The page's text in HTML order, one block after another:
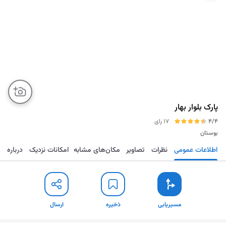
پارک بلوار بهار
4/4
17 رای
بوستان
مسیریابی ذخیره ارسال اطلاعات عمومی نظرات تصاویر مکان‌های مشابه امکانات نزدیک درباره
مسیریابی ذخیره ارسال